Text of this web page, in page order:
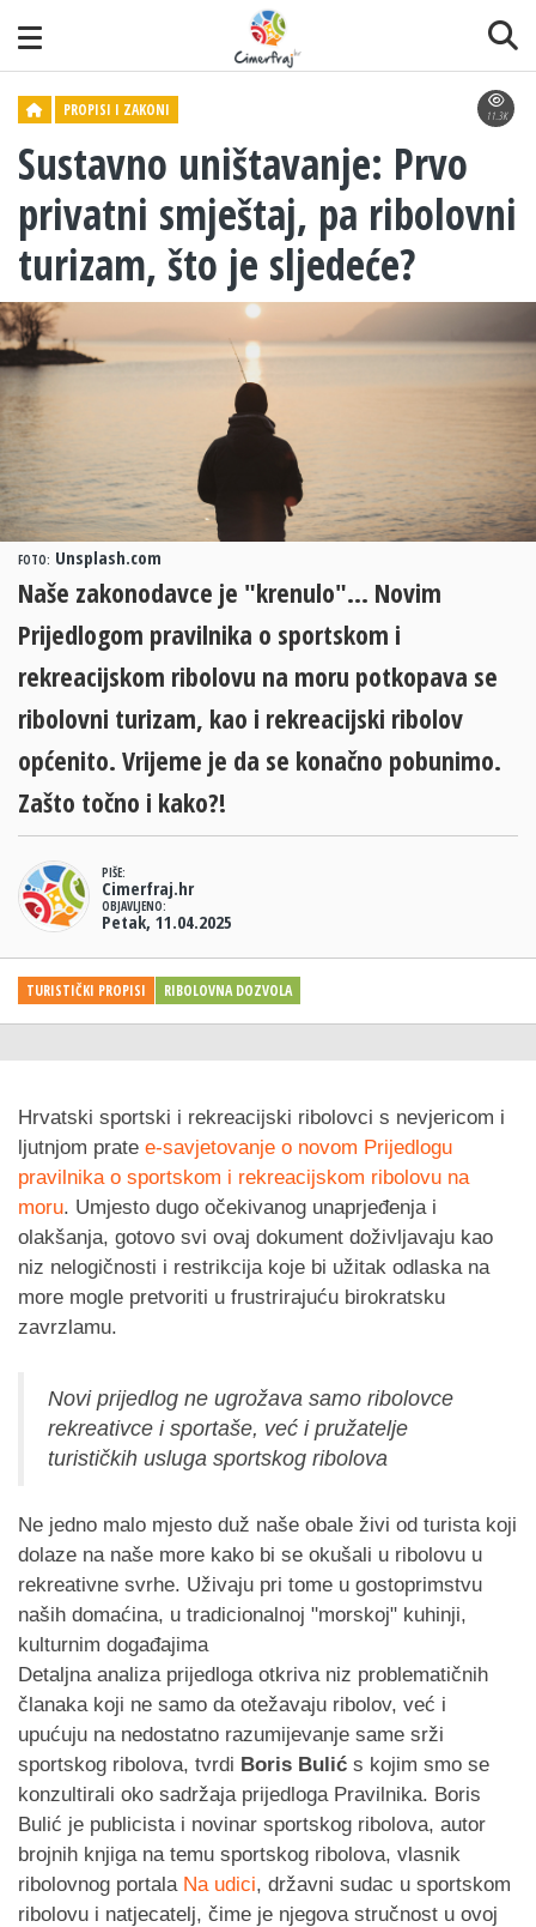
PROPISI I ZAKONI 11.3K
Sustavno uništavanje: Prvo
privatni smještaj, pa ribolovni
turizam, što je sljedeće?
Naše zakonodavce je "krenulo"... Novim
Prijedlogom pravilnika o sportskom i
rekreacijskom ribolovu na moru potkopava se
ribolovni turizam, kao i rekreacijski ribolov
općenito. Vrijeme je da se konačno pobunimo.
Zašto točno i kako?!
PIŠE:
Cimerfraj.hr
OBJAVLJENO:
Petak, 11.04.2025
FOTO: Unsplash.com
TURISTIČKI PROPISI RIBOLOVNA DOZVOLA
Hrvatski sportski i rekreacijski ribolovci s nevjericom i
ljutnjom prate e-savjetovanje o novom Prijedlogu
pravilnika o sportskom i rekreacijskom ribolovu na
moru. Umjesto dugo očekivanog unaprjeđenja i
olakšanja, gotovo svi ovaj dokument doživljavaju kao
niz nelogičnosti i restrikcija koje bi užitak odlaska na
more mogle pretvoriti u frustrirajuću birokratsku
zavrzlamu.
Novi prijedlog ne ugrožava samo ribolovce
rekreativce i sportaše, već i pružatelje
turističkih usluga sportskog ribolova
Ne jedno malo mjesto duž naše obale živi od turista koji
dolaze na naše more kako bi se okušali u ribolovu u
rekreativne svrhe. Uživaju pri tome u gostoprimstvu
naših domaćina, u tradicionalnoj "morskoj" kuhinji,
kulturnim događajima
Detaljna analiza prijedloga otkriva niz problematičnih
članaka koji ne samo da otežavaju ribolov, već i
upućuju na nedostatno razumijevanje same srži
sportskog ribolova, tvrdi Boris Bulić s kojim smo se
konzultirali oko sadržaja prijedloga Pravilnika. Boris
Bulić je publicista i novinar sportskog ribolova, autor
brojnih knjiga na temu sportskog ribolova, vlasnik
ribolovnog portala Na udici, državni sudac u sportskom
ribolovu i natjecatelj, čime je njegova stručnost u ovoj